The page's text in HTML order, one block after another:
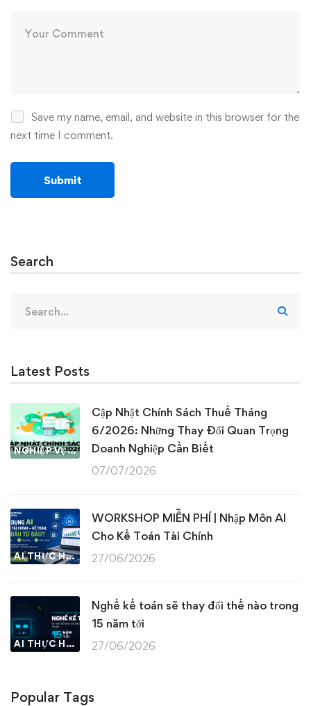
Save my name, email, and website in this browser for the
next time I comment.
Search
for:
Latest Posts
NGHIỆP VỤ KẾ TOÁN & THUẾ
Cập Nhật Chính Sách Thuế Tháng
6/2026: Những Thay Đổi Quan Trọng
Doanh Nghiệp Cần Biết
07/07/2026
AI THỰC HÀNH
WORKSHOP MIỄN PHÍ | Nhập Môn AI
Cho Kế Toán Tài Chính
27/06/2026
AI THỰC HÀNH
Nghề kế toán sẽ thay đổi thế nào trong
15 năm tới
27/06/2026
Popular Tags